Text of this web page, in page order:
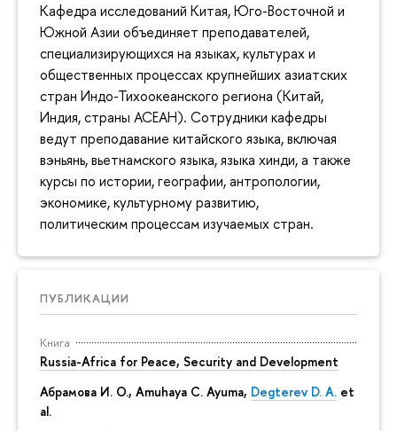
Кафедра исследований Китая, Юго-Восточной и
Южной Азии объединяет преподавателей,
специализирующихся на языках, культурах и
общественных процессах крупнейших азиатских
стран Индо-Тихоокеанского региона (Китай,
Индия, страны АСЕАН). Сотрудники кафедры
ведут преподавание китайского языка, включая
вэньянь, вьетнамского языка, языка хинди, а также
курсы по истории, географии, антропологии,
экономике, культурному развитию,
политическим процессам изучаемых стран.
ПУБЛИКАЦИИ
Книга
Russia-Africa for Peace, Security and Development
Абрамова И. О., Amuhaya C. Ayuma, Degterev D. A. et
al.